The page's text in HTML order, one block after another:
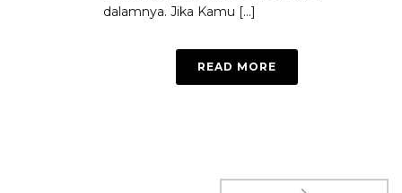
dalamnya. Jika Kamu [...]
READ MORE